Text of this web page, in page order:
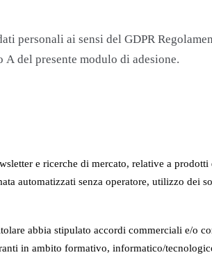
personali ai sensi del GDPR
del presente modulo di adesione.
e ricerche di mercato, relative a prodotti
automatizzati senza operatore, utilizzo dei
abbia stipulato accordi commerciali e/o
in ambito formativo, informatico/